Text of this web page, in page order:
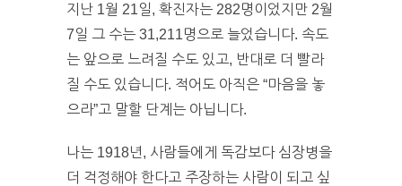
지난 1월 21일, 확진자는 282명이었지만 2월
7일 그 수는 31,211명으로 늘었습니다. 속도
는 앞으로 느려질 수도 있고, 반대로 더 빨라
질 수도 있습니다. 적어도 아직은 “마음을 놓
으라”고 말할 단계는 아닙니다.
나는 1918년, 사람들에게 독감보다 심장병을
더 걱정해야 한다고 주장하는 사람이 되고 싶